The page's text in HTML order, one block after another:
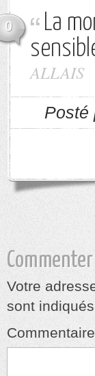
0
La
ALLAIS
Posté
Commenter
Votre
sont
Commentaire